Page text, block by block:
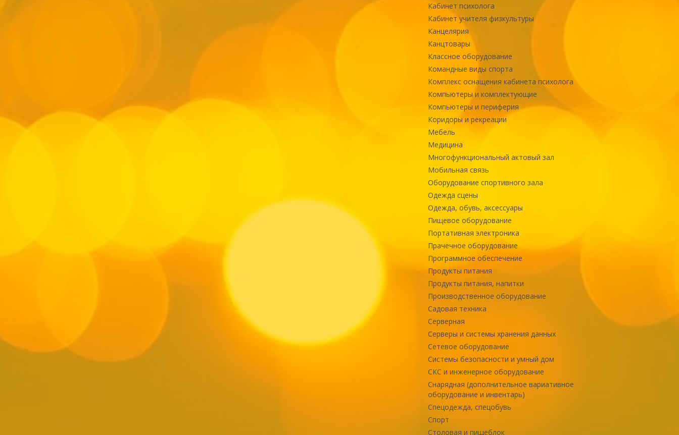
Кабинет психолога
Кабинет учителя физкультуры
Канцелярия
Канцтовары
Классное оборудование
Командные виды спорта
Комплекс оснащения кабинета психолога
Компьютеры и комплектующие
Компьютеры и периферия
Коридоры и рекреации
Мебель
Медицина
Многофункциональный актовый зал
Мобильная связь
Оборудование спортивного зала
Одежда сцены
Одежда, обувь, аксессуары
Пищевое оборудование
Портативная электроника
Прачечное оборудование
Программное обеспечение
Продукты питания
Продукты питания, напитки
Производственное оборудование
Садовая техника
Серверная
Серверы и системы хранения данных
Сетевое оборудование
Системы безопасности и умный дом
СКС и инженерное оборудование
Снарядная (дополнительное вариативное
оборудование и инвентарь)
Спецодежда, спецобувь
Спорт
Столовая и пищеблок